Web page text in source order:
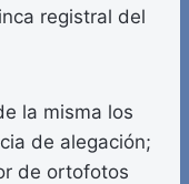
registral del
la misma los
de alegación;
de ortofotos